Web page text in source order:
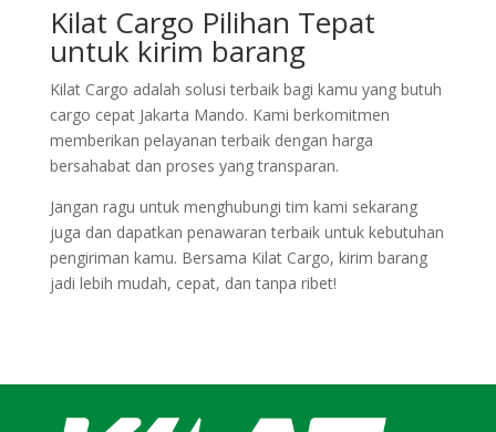
Kilat Cargo Pilihan Tepat
untuk kirim barang
Kilat Cargo adalah solusi terbaik bagi kamu yang butuh
cargo cepat Jakarta Mando. Kami berkomitmen
memberikan pelayanan terbaik dengan harga
bersahabat dan proses yang transparan.
Jangan ragu untuk menghubungi tim kami sekarang
juga dan dapatkan penawaran terbaik untuk kebutuhan
pengiriman kamu. Bersama Kilat Cargo, kirim barang
jadi lebih mudah, cepat, dan tanpa ribet!